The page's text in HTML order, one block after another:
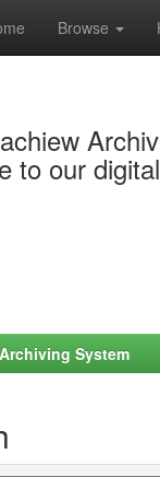
Browse
to our
System